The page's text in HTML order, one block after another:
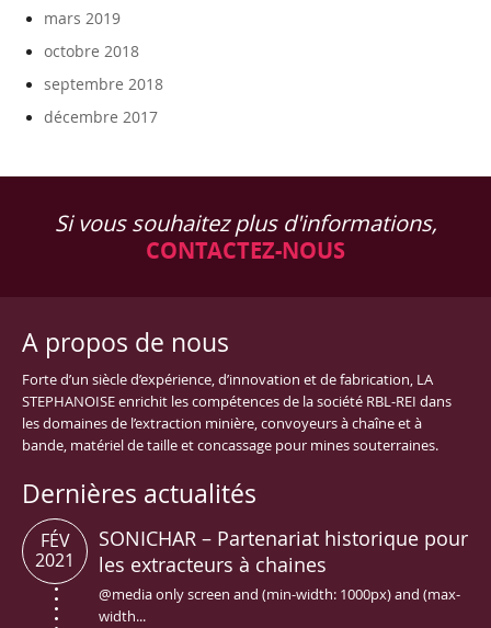
mars 2019
octobre 2018
septembre 2018
décembre 2017
Si vous souhaitez plus d'informations,
CONTACTEZ-NOUS
A propos de nous
Forte d’un siècle d’expérience, d’innovation et de fabrication, LA
STEPHANOISE enrichit les compétences de la société RBL-REI dans
les domaines de l’extraction minière, convoyeurs à chaîne et à
bande, matériel de taille et concassage pour mines souterraines.
Dernières actualités
SONICHAR – Partenariat historique pour
les extracteurs à chaines
@media only screen and (min-width: 1000px) and (max-
width...
FÉV
2021